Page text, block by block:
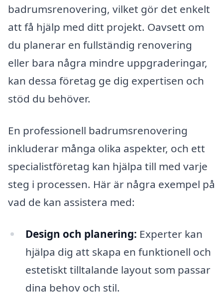
badrumsrenovering, vilket gör det enkelt
att få hjälp med ditt projekt. Oavsett om
du planerar en fullständig renovering
eller bara några mindre uppgraderingar,
kan dessa företag ge dig expertisen och
stöd du behöver.
En professionell badrumsrenovering
inkluderar många olika aspekter, och ett
specialistföretag kan hjälpa till med varje
steg i processen. Här är några exempel på
vad de kan assistera med:
Design och planering: Experter kan
hjälpa dig att skapa en funktionell och
estetiskt tilltalande layout som passar
dina behov och stil.